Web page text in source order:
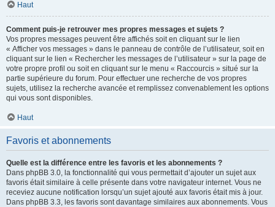
Haut
Comment puis-je retrouver mes propres messages et sujets ?
Vos propres messages peuvent être affichés soit en cliquant sur le lien
« Afficher vos messages » dans le panneau de contrôle de l’utilisateur, soit en
cliquant sur le lien « Rechercher les messages de l’utilisateur » sur la page de
votre propre profil ou soit en cliquant sur le menu « Raccourcis » situé sur la
partie supérieure du forum. Pour effectuer une recherche de vos propres
sujets, utilisez la recherche avancée et remplissez convenablement les options
qui vous sont disponibles.
Haut
Favoris et abonnements
Quelle est la différence entre les favoris et les abonnements ?
Dans phpBB 3.0, la fonctionnalité qui vous permettait d’ajouter un sujet aux
favoris était similaire à celle présente dans votre navigateur internet. Vous ne
receviez aucune notification lorsqu’un sujet ajouté aux favoris était mis à jour.
Dans phpBB 3.3, les favoris sont davantage similaires aux abonnements. Vous